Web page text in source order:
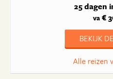
25 dagen
va€
BEKIJK
Alle reizen